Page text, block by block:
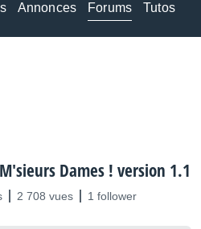
Annonces Forums Tutos
Dames ! version 1.1
2 708 vues 1 follower